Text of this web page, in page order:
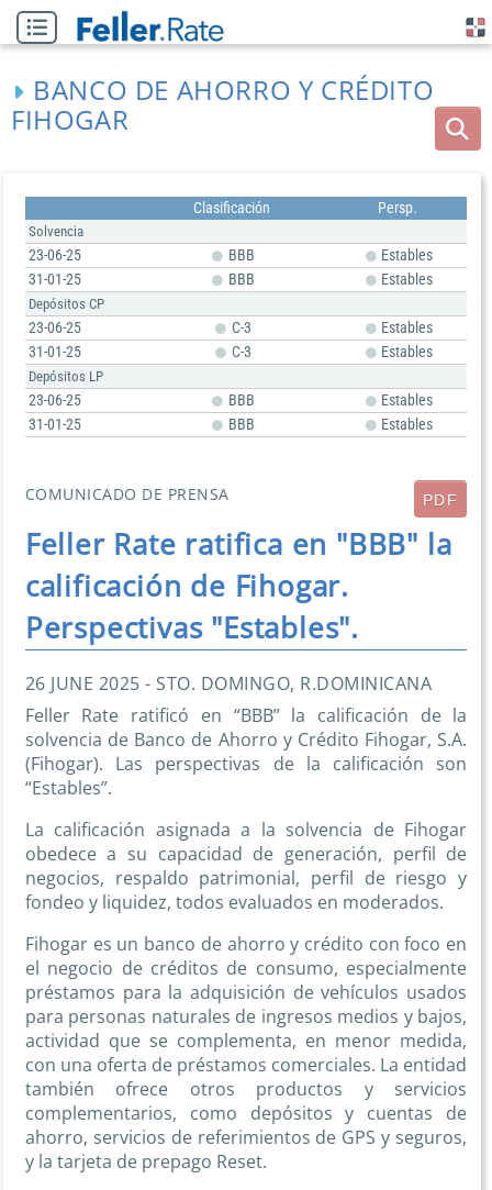
BANCO DE AHORRO Y CRÉDITO
FIHOGAR
Clasificación Persp.
Solvencia
23-06-25 BBB
Estables
31-01-25
BBB Estables
Depósitos CP
23-06-25 C-3
Estables
31-01-25
C-3 Estables
Depósitos LP
23-06-25 BBB
Estables
31-01-25
BBB Estables
COMUNICADO DE PRENSA PDF
Feller Rate ratifica en "BBB" la
calificación de Fihogar.
Perspectivas "Estables".
26 JUNE 2025 - STO. DOMINGO, R.DOMINICANA
Feller Rate ratificó en “BBB” la calificación de la
solvencia de Banco de Ahorro y Crédito Fihogar, S.A.
(Fihogar). Las perspectivas de la calificación son
“Estables”.
La calificación asignada a la solvencia de Fihogar
obedece a su capacidad de generación, perfil de
negocios, respaldo patrimonial, perfil de riesgo y
fondeo y liquidez, todos evaluados en moderados.
Fihogar es un banco de ahorro y crédito con foco en
el negocio de créditos de consumo, especialmente
préstamos para la adquisición de vehículos usados
para personas naturales de ingresos medios y bajos,
actividad que se complementa, en menor medida,
con una oferta de préstamos comerciales. La entidad
también ofrece otros productos y servicios
complementarios, como depósitos y cuentas de
ahorro, servicios de referimientos de GPS y seguros,
y la tarjeta de prepago Reset.